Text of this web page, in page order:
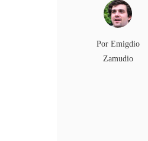
Por Emigdio
Zamudio